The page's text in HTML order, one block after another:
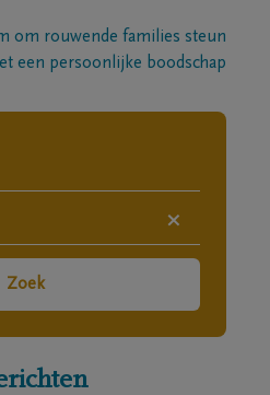
om rouwende families steun
een persoonlijke boodschap
×
Zoek